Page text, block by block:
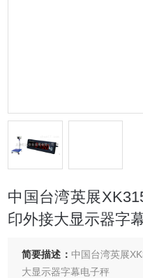
中国台湾英展
印外接大显示器字
简要描述： 中国台湾英展
大显示器字幕电子秤